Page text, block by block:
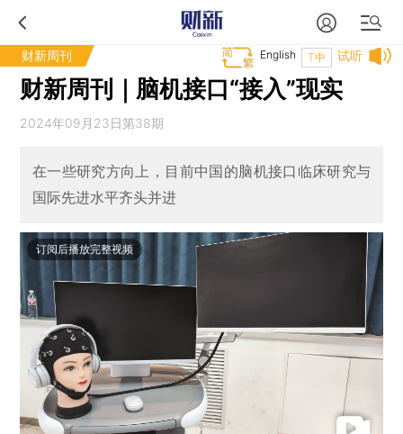
财新周刊 试听
T中
English
财新周刊｜脑机接口“接入”现实
2024年09月23日第38期
在一些研究方向上，目前中国的脑机接口临床研究与
国际先进水平齐头并进
订阅后播放完整视频